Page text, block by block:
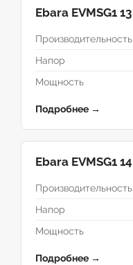
Ebara EVMSG1 13
Производительность
Напор
Мощность
Подробнее →
Ebara EVMSG1 14
Производительность
Напор
Мощность
Подробнее →